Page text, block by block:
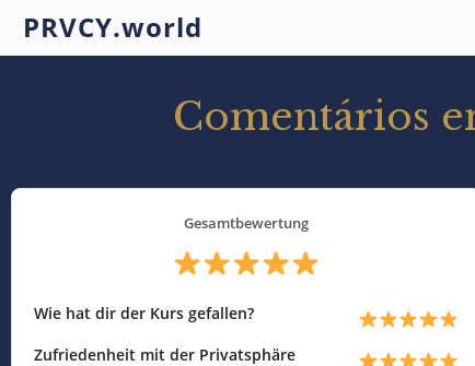
PRVCY.world
Comentários
Gesamtbewertung
Wie hat dir der Kurs gefallen?
Zufriedenheit mit der Privatsphäre